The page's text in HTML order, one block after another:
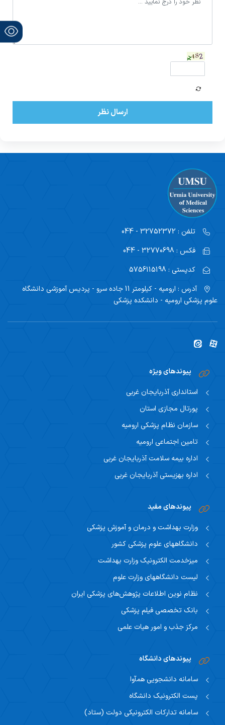
ارسال نظر
تلفن : 32752372 - 044
فکس : 32770698 - 044
کدپستی : 5756115198
آدرس :
ارومیه - کیلومتر 11 جاده سرو - پردیس آموزشی دانشگاه
علوم پزشکی ارومیه - دانشکده پزشکی
پیوندهای ویژه
استانداری آذربایجان غربی
پورتال مجازی استان
سازمان نظام پزشکی ارومیه
تامین اجتماعی ارومیه
اداره بیمه سلامت آذربایجان غربی
اداره بهزیستی آذربایجان غربی
پیوندهای مفید
وزارت بهداشت و درمان و آموزش پزشکی
دانشگاههای علوم پزشکی کشور
میزخدمت الکترونیک وزارت بهداشت
لیست دانشگاههای وزارت علوم
نظام نوین اطلاعات پژوهش‌های پزشکی ایران
بانک تخصصی فیلم پزشکی
مرکز جذب و امور هیات علمی
پیوندهای دانشگاه
سامانه دانشجویی همآوا
پست الکترونیک دانشگاه
سامانه تدارکات الکترونیکی دولت (ستاد)